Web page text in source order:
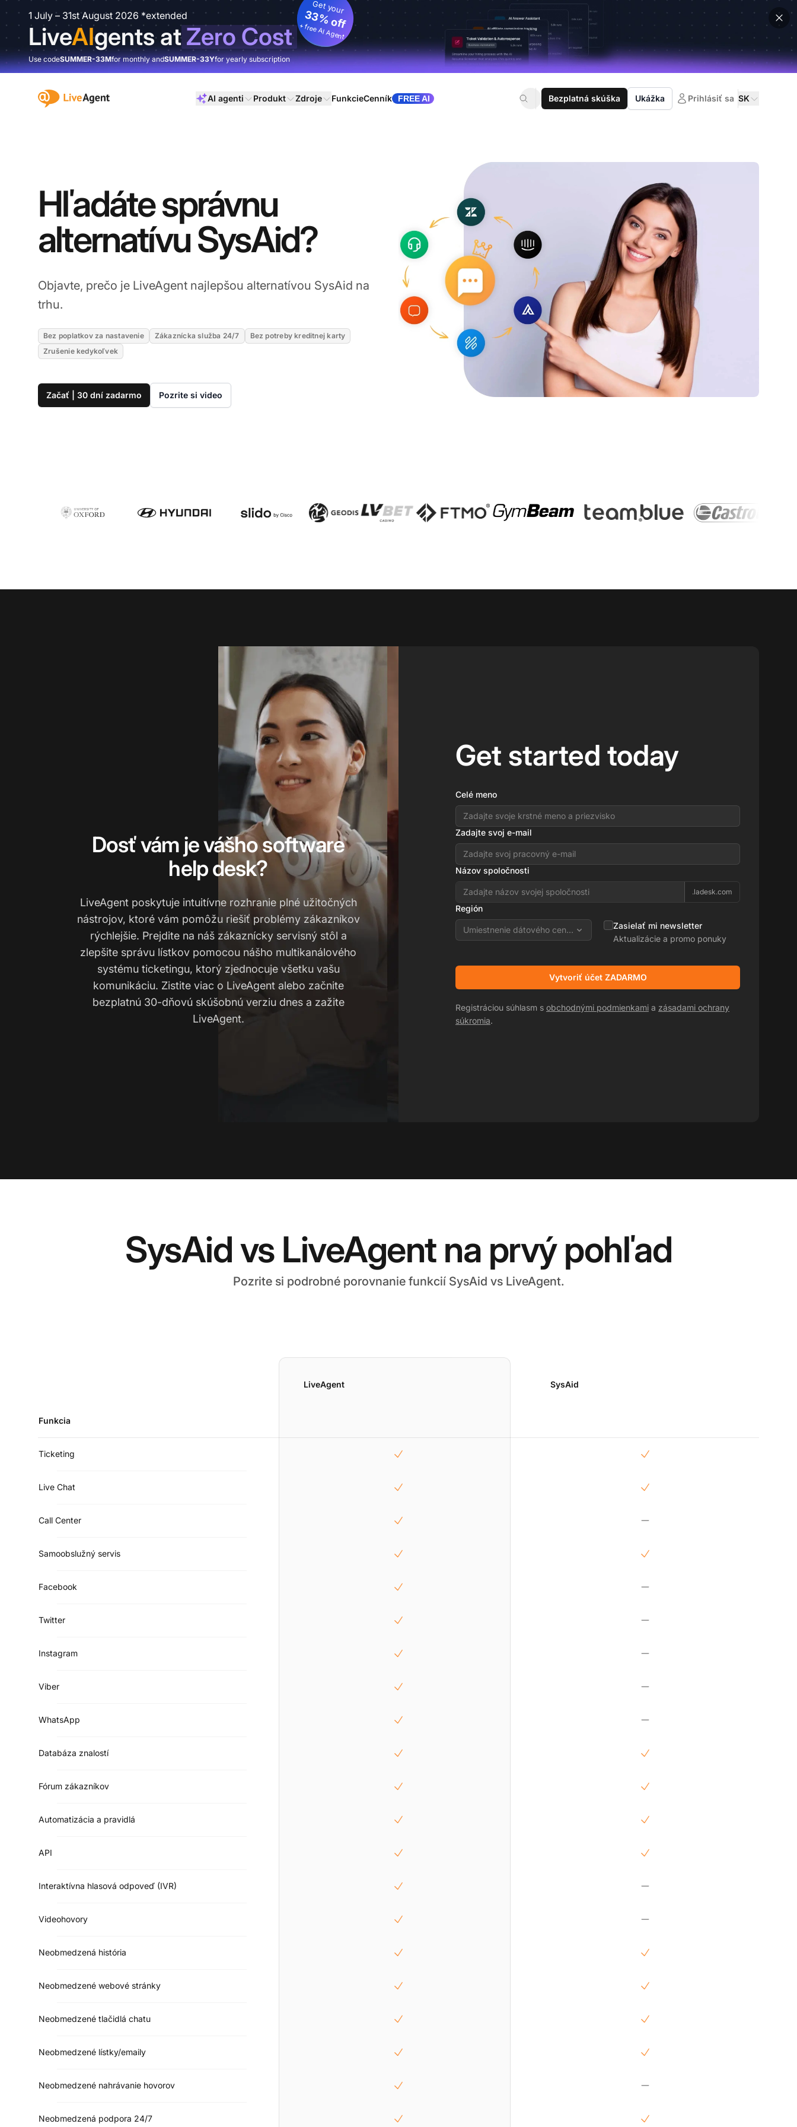
1 July – 31st August 2026 *extended
LiveAIgents atZero Cost
Get your
33% off
+ free AI Agent
Use codeSUMMER-33Mfor monthly andSUMMER-33Yfor yearly subscription
:site.title AI agenti Produkt Zdroje FunkcieCenník FREE AI Bezplatná skúška Ukážka Prihlásiť sa SK
Hľadáte správnu
alternatívu SysAid?
Objavte, prečo je LiveAgent najlepšou alternatívou SysAid na
trhu.
Bez poplatkov za nastavenie Zákaznícka služba 24/7
Bez potreby kreditnej karty
Zrušenie kedykoľvek
Začať | 30 dní zadarmo Pozrite si video
Dosť vám je vášho software
help desk?
LiveAgent poskytuje intuitívne rozhranie plné užitočných
nástrojov, ktoré vám pomôžu riešiť problémy zákazníkov
rýchlejšie. Prejdite na náš zákaznícky servisný stôl a
zlepšite správu lístkov pomocou nášho multikanálového
systému ticketingu, ktorý zjednocuje všetku vašu
komunikáciu. Zistite viac o LiveAgent alebo začnite
bezplatnú 30-dňovú skúšobnú verziu dnes a zažite
LiveAgent.
Get started today
Celé meno
Zadajte svoj e-mail
Názov spoločnosti
.ladesk.com
Región
Umiestnenie dátového centra
Zasielať mi newsletter
Aktualizácie a promo ponuky
Vytvoriť účet ZADARMO
Registráciou súhlasm s obchodnými podmienkami a zásadami ochrany
súkromia.
SysAid vs LiveAgent na prvý pohľad
Pozrite si podrobné porovnanie funkcií SysAid vs LiveAgent.
LiveAgent SysAid
Funkcia
Ticketing
Live Chat
Call Center
Samoobslužný servis
Facebook
Twitter
Instagram
Viber
WhatsApp
Databáza znalostí
Fórum zákazníkov
Automatizácia a pravidlá
API
Interaktívna hlasová odpoveď (IVR)
Videohovory
Neobmedzená história
Neobmedzené webové stránky
Neobmedzené tlačidlá chatu
Neobmedzené lístky/emaily
Neobmedzené nahrávanie hovorov
Neobmedzená podpora 24/7